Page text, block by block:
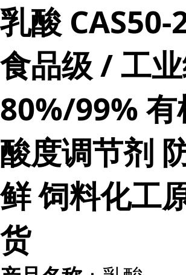
乳酸 CAS50-
食品级 / 工
80%/99% 有
酸度调节剂
鲜 饲料化工
货